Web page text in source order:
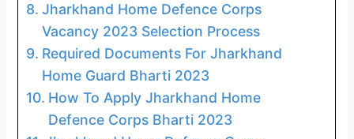
Jharkhand Home Defence Corps
Vacancy 2023 Selection Process
Required Documents For Jharkhand
Home Guard Bharti 2023
How To Apply Jharkhand Home
Defence Corps Bharti 2023